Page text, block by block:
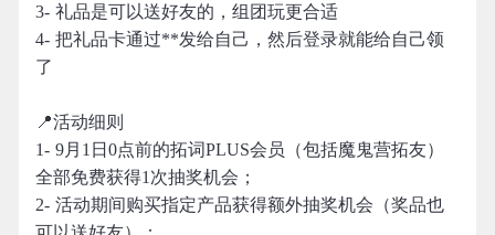
3- 礼品是可以送好友的，组团玩更合适
4- 把礼品卡通过**发给自己，然后登录就能给自己领
了
📍活动细则
1- 9月1日0点前的拓词PLUS会员（包括魔鬼营拓友）
全部免费获得1次抽奖机会；
2- 活动期间购买指定产品获得额外抽奖机会（奖品也